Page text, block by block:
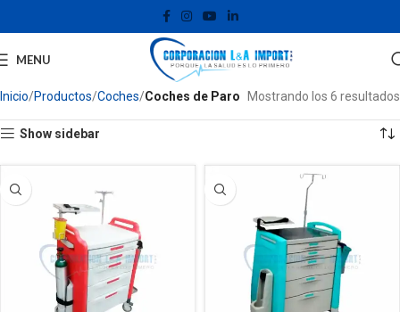
MENU
Inicio Productos Coches Coches de Paro Mostrando los 6 resultados
Show sidebar